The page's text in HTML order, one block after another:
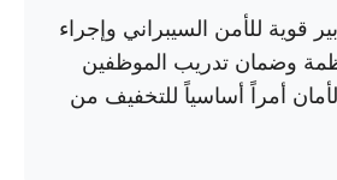
قوية للأمن السيبراني وإجراء
وضمان تدريب الموظفين
أمراً أساسياً للتخفيف من